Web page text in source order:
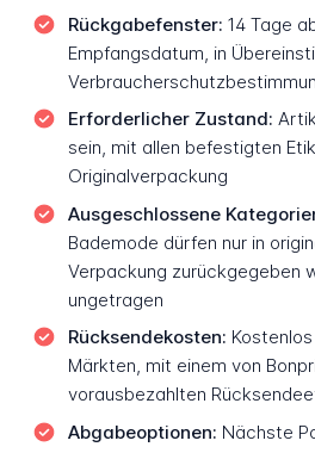
Rückgabefenster: 14 Tage
Empfangsdatum, in
Erforderlicher Zustand:
sein, mit allen befestigten
Originalverpackung
Ausgeschlossene
Bademode dürfen nur in
Verpackung zurückgegeben
ungetragen
Rücksendekosten:
Märkten, mit einem von
vorausbezahlten
Abgabeoptionen: Nächste